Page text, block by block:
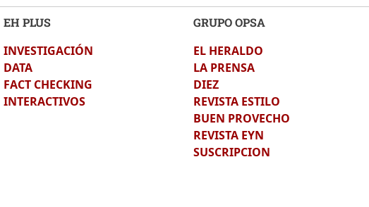
EH PLUS
INVESTIGACIÓN
DATA
FACT CHECKING
INTERACTIVOS
GRUPO OPSA
EL HERALDO
LA PRENSA
DIEZ
REVISTA ESTILO
BUEN PROVECHO
REVISTA EYN
SUSCRIPCION